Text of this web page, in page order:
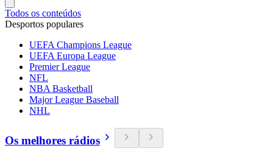
Todos os conteúdos
Desportos populares
UEFA Champions League
UEFA Europa League
Premier League
NFL
NBA Basketball
Major League Baseball
NHL
Os melhores rádios